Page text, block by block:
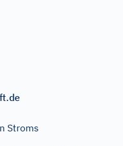
Stroms